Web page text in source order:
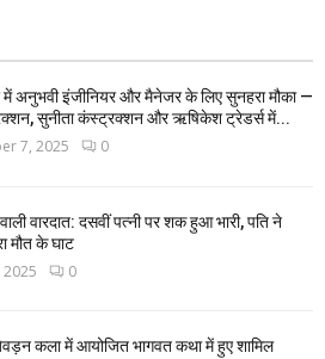
में अनुभवी इंजीनियर और मैनेजर के लिए सुनहरा मौका —
सुनीता कंस्ट्रक्शन और ऋषिकेश ट्रेडर्स में...
7, 2025 0
वारदात: दसवीं पत्नी पर शक हुआ भारी, पति ने
मौत के घाट
0
कला में आयोजित भागवत कथा में हुए शामिल